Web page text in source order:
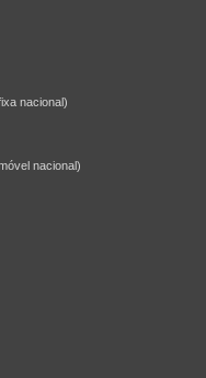
nacional)
nacional)